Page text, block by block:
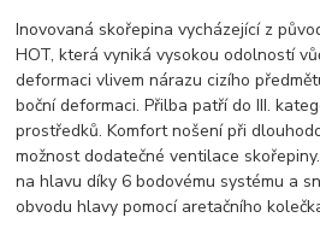
Inovovaná skořepina vycházející z
HOT, která vyniká vysokou odolností
deformaci vlivem nárazu cizího
boční deformaci. Přilba patří do III.
prostředků. Komfort nošení při
možnost dodatečné ventilace
na hlavu díky 6 bodovému systému a
obvodu hlavy pomocí aretačního